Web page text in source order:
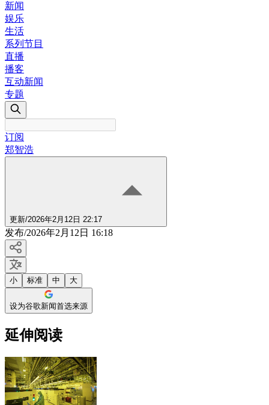
新闻
娱乐
生活
系列节目
直播
播客
互动新闻
专题
订阅
郑智浩
更新/2026年2月12日 22:17
发布/2026年2月12日 16:18
小 标准 中 大
设为谷歌新闻首选来源
延伸阅读